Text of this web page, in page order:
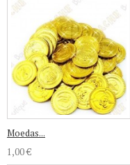
Moedas...
1,00 €